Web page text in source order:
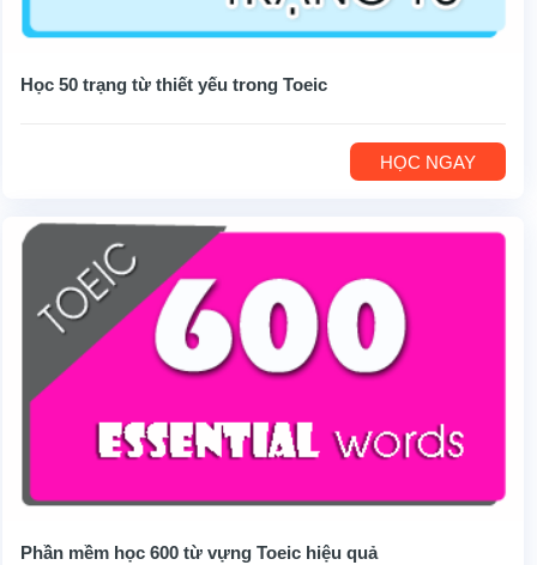
Học 50 trạng từ thiết yếu trong Toeic
HỌC NGAY
Phần mềm học 600 từ vựng Toeic hiệu quả